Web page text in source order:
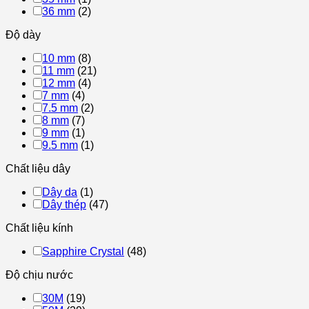
36 mm (2)
Độ dày
10 mm (8)
11 mm (21)
12 mm (4)
7 mm (4)
7.5 mm (2)
8 mm (7)
9 mm (1)
9.5 mm (1)
Chất liệu dây
Dây da (1)
Dây thép (47)
Chất liệu kính
Sapphire Crystal (48)
Độ chịu nước
30M (19)